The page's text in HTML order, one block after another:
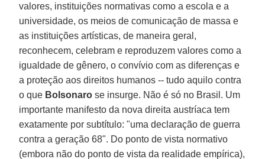
valores, instituições normativas como a escola e a
universidade, os meios de comunicação de massa e
as instituições artísticas, de maneira geral,
reconhecem, celebram e reproduzem valores como a
igualdade de gênero, o convívio com as diferenças e
a proteção aos direitos humanos -- tudo aquilo contra
o que Bolsonaro se insurge. Não é só no Brasil. Um
importante manifesto da nova direita austríaca tem
exatamente por subtítulo: "uma declaração de guerra
contra a geração 68". Do ponto de vista normativo
(embora não do ponto de vista da realidade empírica),